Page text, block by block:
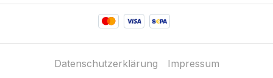
Datenschutzerklärung Impressum